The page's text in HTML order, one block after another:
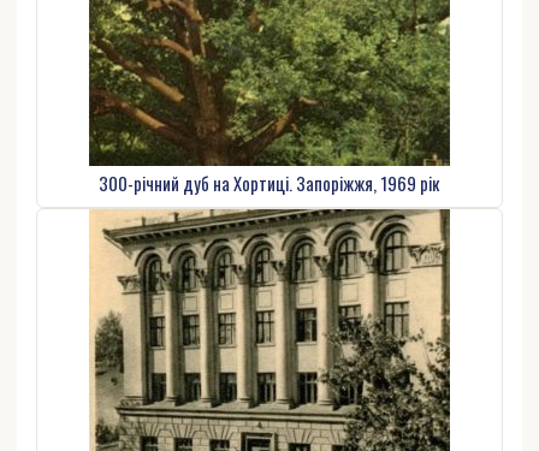
300-річний дуб на Хортиці. Запоріжжя, 1969 рік